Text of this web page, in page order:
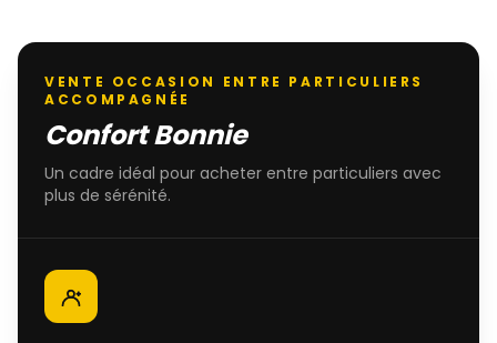
VENTE OCCASION ENTRE PARTICULIERS
ACCOMPAGNÉE
Confort Bonnie
Un cadre idéal pour acheter entre particuliers avec
plus de sérénité.